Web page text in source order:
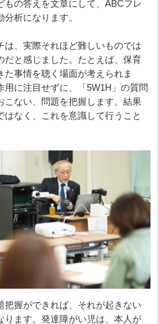
もの答えを文章にして、ABCフレ
析になります。
は、実際それほど難しいものでは
だと感じました。たとえば、保育
た事情を聴く場面が考えられま
用に注目せずに、「5W1H」の質問
こない、問題を把握します。結果
はなく、これを意識して行うこと
把握ができれば、それが起きない
ります。発達障がい児は、本人が